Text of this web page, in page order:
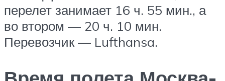
перелет занимает 16 ч. 55 мин., а
во втором — 20 ч. 10 мин.
Перевозчик — Lufthansa.